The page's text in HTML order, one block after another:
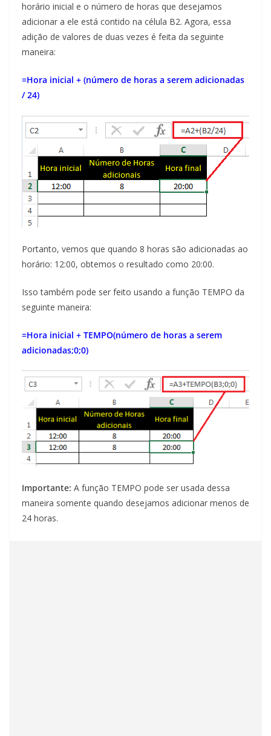
horário inicial e o número de horas que desejamos
adicionar a ele está contido na célula B2. Agora, essa
adição de valores de duas vezes é feita da seguinte
maneira:
=Hora inicial + (número de horas a serem adicionadas
/ 24)
Portanto, vemos que quando 8 horas são adicionadas ao
horário: 12:00, obtemos o resultado como 20:00.
Isso também pode ser feito usando a função TEMPO da
seguinte maneira:
=Hora inicial + TEMPO(número de horas a serem
adicionadas;0;0)
Importante: A função TEMPO pode ser usada dessa
maneira somente quando desejamos adicionar menos de
24 horas.